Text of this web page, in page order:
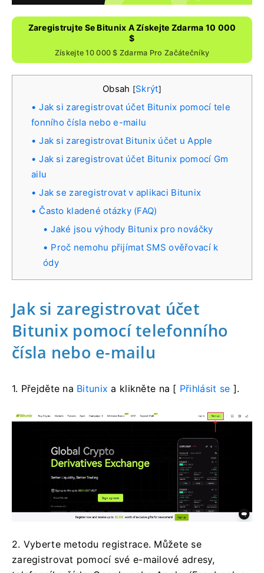
Zaregistrujte Se Bitunix A Získejte Zdarma 10 000
$
Získejte 10 000 $ Zdarma Pro Začátečníky
Obsah [Skrýt]
Jak si zaregistrovat účet Bitunix pomocí tele
fonního čísla nebo e-mailu
Jak si zaregistrovat Bitunix účet u Apple
Jak si zaregistrovat účet Bitunix pomocí Gm
ailu
Jak se zaregistrovat v aplikaci Bitunix
Často kladené otázky (FAQ)
Jaké jsou výhody Bitunix pro nováčky
Proč nemohu přijímat SMS ověřovací k
ódy
Jak si zaregistrovat účet
Bitunix pomocí telefonního
čísla nebo e-mailu
1. Přejděte na Bitunix a klikněte na [ Přihlásit se ].
2. Vyberte metodu registrace. Můžete se
zaregistrovat pomocí své e-mailové adresy,